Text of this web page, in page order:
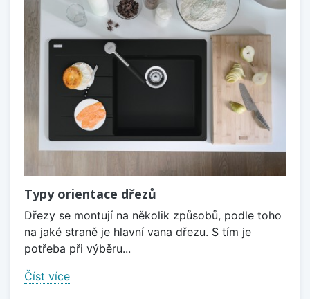
Typy orientace dřezů
Dřezy se montují na několik způsobů, podle toho
na jaké straně je hlavní vana dřezu. S tím je
potřeba při výběru...
Číst více